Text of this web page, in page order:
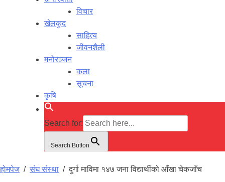
विचार
खेलकुद
साहित्य
जीवनशैली
मनोरञ्जन
कला
सूचना
कृषि
Search for:
Search Button
होमपेज/संघ संस्था /दुर्गा माविमा १४७ जना विद्यार्थीको आँखा चेकजाँच